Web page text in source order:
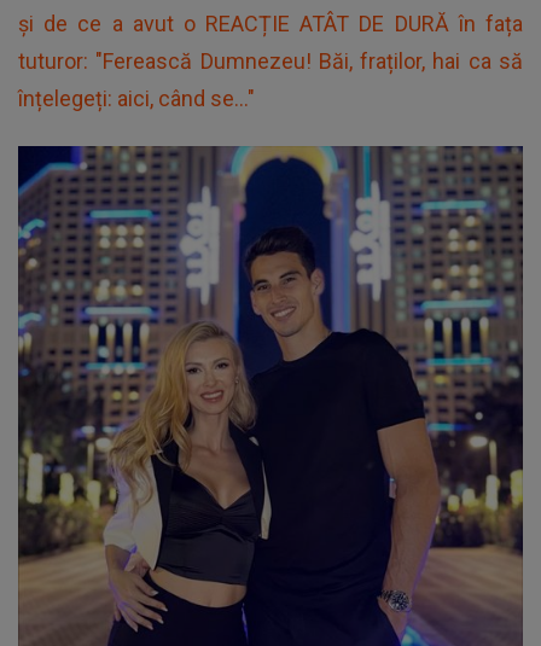
și de ce a avut o REACȚIE ATÂT DE DURĂ în fața
tuturor: "Ferească Dumnezeu! Băi, fraților, hai ca să
înțelegeți: aici, când se..."